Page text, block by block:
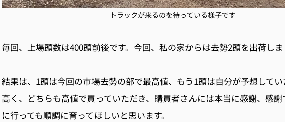
トラックが来るのを待っている様子です
毎回、上場頭数は400頭前後です。 今回、私の家からは去勢2頭を出荷し
結果は、 1頭は今回の市場去勢の部で最高値、もう1頭は自分が予想して
高く、どちらも高値で買っていただき、購買者さんには本当に感謝、感謝
に行っても順調に育ってほしいと思います。